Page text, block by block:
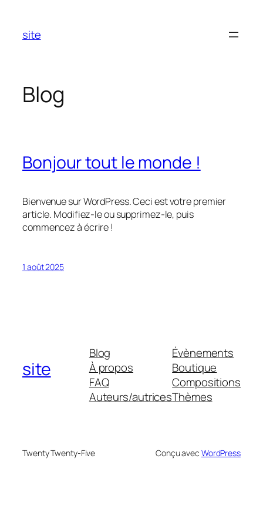
contenu
site
Blog
Bonjour tout le monde !
Bienvenue sur WordPress. Ceci est votre premier
article. Modifiez-le ou supprimez-le, puis
commencez à écrire !
1 août 2025
site
Blog
À propos
FAQ
Auteurs/autrices
Évènements
Boutique
Compositions
Thèmes
Twenty Twenty-Five Conçu avec WordPress